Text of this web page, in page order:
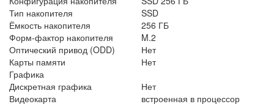
Тип накопителя
SSD
Ёмкость накопителя
256 ГБ
Форм-фактор накопителя
M.2
Оптический привод (ODD)
Нет
Карты памяти
Нет
Графика
Дискретная графика
Нет
Видеокарта
встроенная в процессор